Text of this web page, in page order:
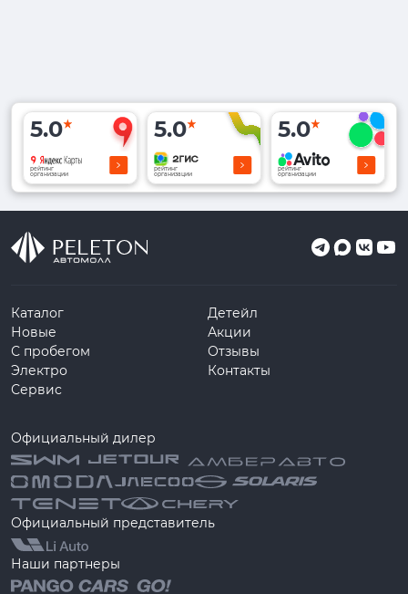
5.0
рейтинг
организации
5.0
рейтинг
организации
5.0
рейтинг
организации
Каталог
Новые
С пробегом
Электро
Сервис
Детейл
Акции
Отзывы
Контакты
Официальный дилер
Официальный представитель
Наши партнеры